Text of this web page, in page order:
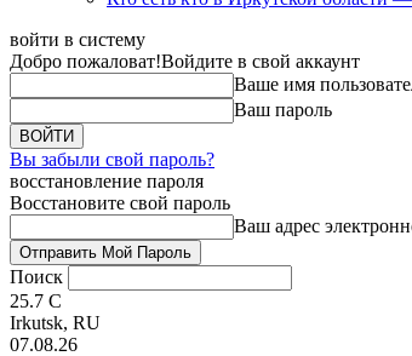
войти в систему
Добро пожаловат!Войдите в свой аккаунт
Ваше имя
Ваш пароль
Вы забыли свой пароль?
восстановление пароля
Восстановите свой пароль
Ваш адрес
Поиск
25.7 C
Irkutsk, RU
07.08.26